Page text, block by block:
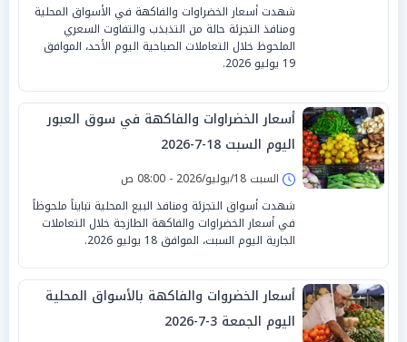
شهدت أسعار الخضراوات والفاكهة في الأسواق المحلية
ومنافذ التجزئة حالة من التذبذب والتفاوت السعري
الملحوظ خلال التعاملات الصباحية اليوم الأحد، الموافق
19 يوليو 2026.
أسعار الخضراوات والفاكهة في سوق العبور
اليوم السبت 18-7-2026
السبت 18/يوليو/2026 - 08:00 ص
شهدت أسواق التجزئة ومنافذ البيع المحلية تبايناً ملحوظاً
في أسعار الخضراوات والفاكهة الطازجة خلال التعاملات
الجارية اليوم السبت، الموافق 18 يوليو 2026.
أسعار الخضروات والفاكهة بالأسواق المحلية
اليوم الجمعة 3-7-2026